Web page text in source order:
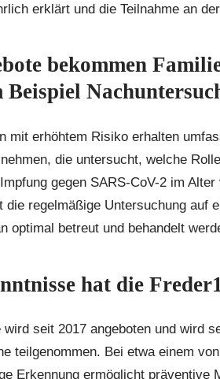
erklärt und die Teilnahme an
bekommen
mit erhöhtem Risiko erhalten
die untersucht, welche
gegen SARS-CoV-2 im
die regelmäßige Untersuchung auf
optimal betreut und behandelt
hat die
wird seit 2017 angeboten und wird
teilgenommen. Bei etwa einem
Erkennung ermöglicht präventive